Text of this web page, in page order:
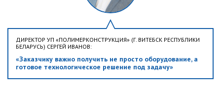
ДИРЕКТОР УП «ПОЛИМЕРКОНСТРУКЦИЯ» (Г. ВИТЕБСК РЕСПУБЛИКИ
БЕЛАРУСЬ) СЕРГЕЙ ИВАНОВ:
«Заказчику важно получить не просто оборудование, а
готовое технологическое решение под задачу»